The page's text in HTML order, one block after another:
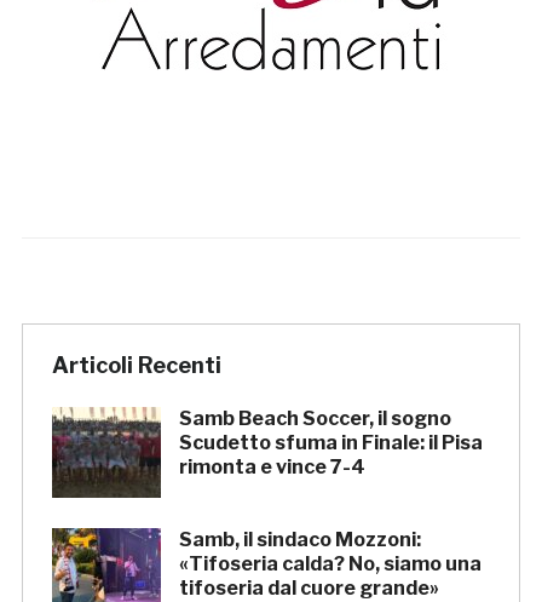
Articoli Recenti
Samb Beach Soccer, il sogno
Scudetto sfuma in Finale: il Pisa
rimonta e vince 7-4
Samb, il sindaco Mozzoni:
«Tifoseria calda? No, siamo una
tifoseria dal cuore grande»